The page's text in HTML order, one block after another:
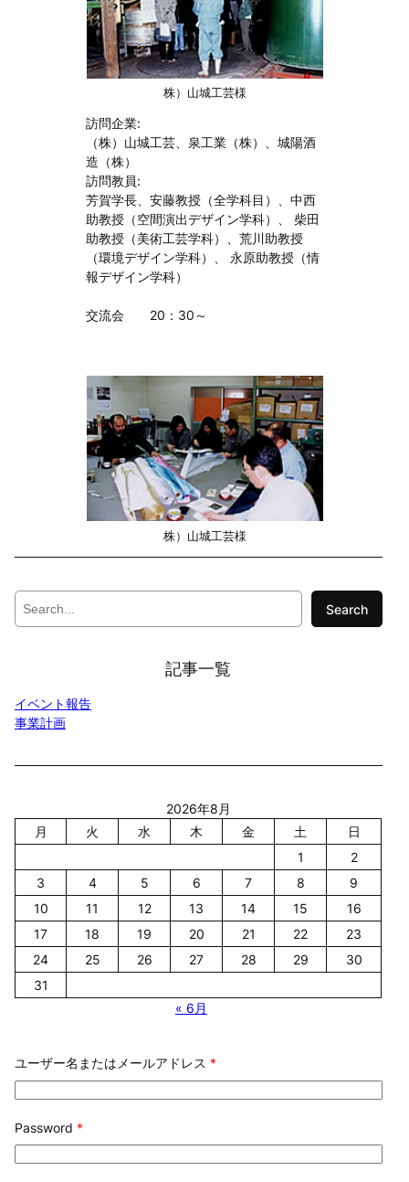
株）山城工芸様
訪問企業:
（株）山城工芸、泉工業（株）、城陽酒
造（株）
訪問教員:
芳賀学長、安藤教授（全学科目）、中西
助教授（空間演出デザイン学科）、 柴田
助教授（美術工芸学科）、荒川助教授
（環境デザイン学科）、 永原助教授（情
報デザイン学科）
交流会 20：30～
株）山城工芸様
S
Search
記事一覧
イベント報告
事業計画
2026年8月
月
火 水 木 金 土
日
1
2
3
4 5 6 7 8
9
10
11 12 13 14 15
16
17
18 19 20 21 22
23
24
25 26 27 28 29
30
31
« 6月
ユーザー名またはメールアドレス *
Password *